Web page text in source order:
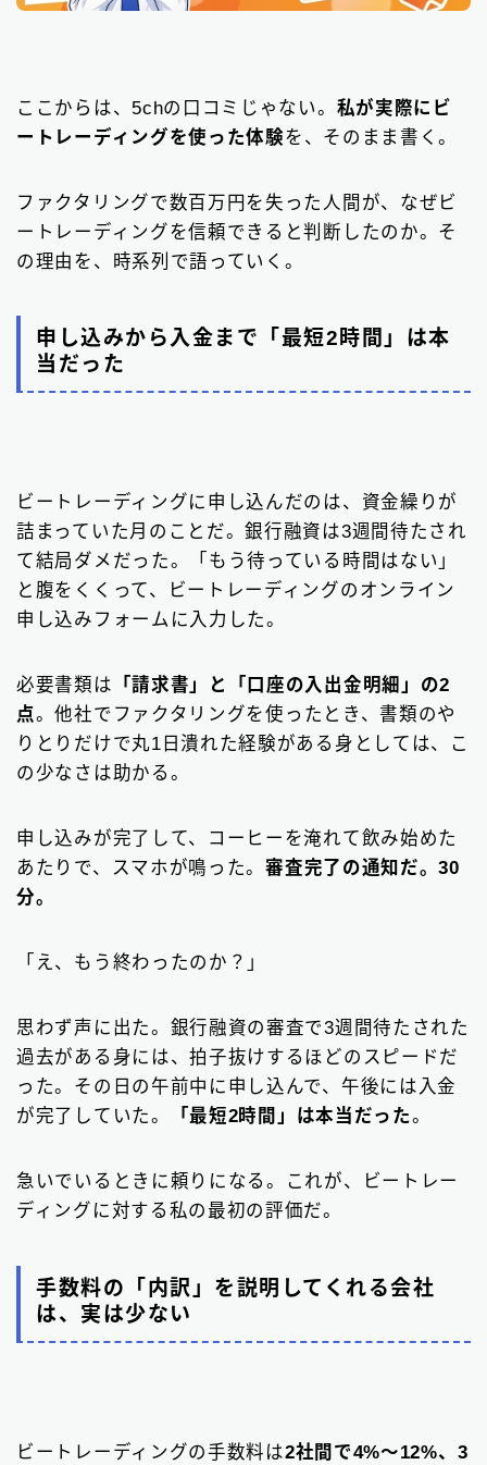
ここからは、5chの口コミじゃない。 私が実際にビ
ートレーディングを使った体験を、そのまま書く。
ファクタリングで数百万円を失った人間が、なぜビ
ートレーディングを信頼できると判断したのか。そ
の理由を、時系列で語っていく。
申し込みから入金まで「最短2時間」は本
当だった
ビートレーディングに申し込んだのは、資金繰りが
詰まっていた月のことだ。銀行融資は3週間待たされ
て結局ダメだった。「もう待っている時間はない」
と腹をくくって、ビートレーディングのオンライン
申し込みフォームに入力した。
必要書類は 「請求書」と「口座の入出金明細」の2
点。他社でファクタリングを使ったとき、書類のや
りとりだけで丸1日潰れた経験がある身としては、こ
の少なさは助かる。
申し込みが完了して、コーヒーを淹れて飲み始めた
あたりで、スマホが鳴った。審査完了の通知だ。30
分。
「え、もう終わったのか？」
思わず声に出た。銀行融資の審査で3週間待たされた
過去がある身には、拍子抜けするほどのスピードだ
った。その日の午前中に申し込んで、午後には入金
が完了していた。
「最短2時間」は本当だった。
急いでいるときに頼りになる。これが、ビートレー
ディングに対する私の最初の評価だ。
手数料の「内訳」を説明してくれる会社
は、実は少ない
ビートレーディングの手数料は2社間で4%〜12%、3